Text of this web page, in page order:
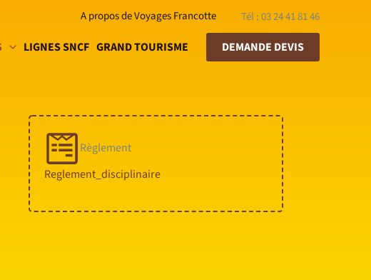
A propos de Voyages Francotte Tél : 03 24 41 81 46
LIGNES SNCF GRAND TOURISME DEMANDE DEVIS
Règlement
Reglement_disciplinaire